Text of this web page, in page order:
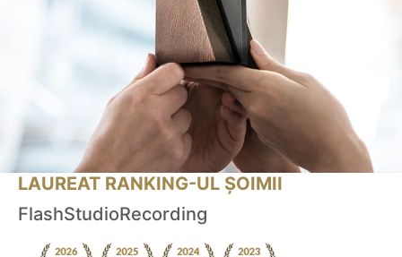
LAUREAT RANKING-UL ȘOIMII
FlashStudioRecording